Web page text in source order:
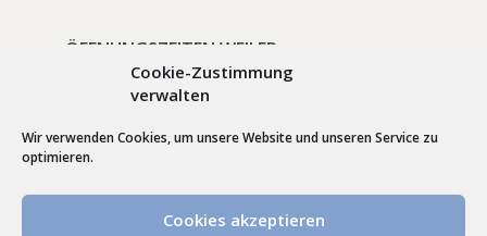
Cookie-Zustimmung
verwalten
Wir verwenden Cookies, um unsere Website und unseren Service zu
optimieren.
Cookies akzeptieren
ÖFFNUNGSZEITEN WEILER
Montag - Donnerstag:
08:30–12:30 & 14:00 - 18:30
Freitag
08:30–12:30 & 14:00 - 18:00